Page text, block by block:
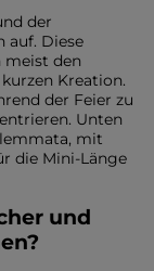
der
auf. Diese
den
Kreation.
der Feier zu
Unten
mit
die Mini-Länge
und